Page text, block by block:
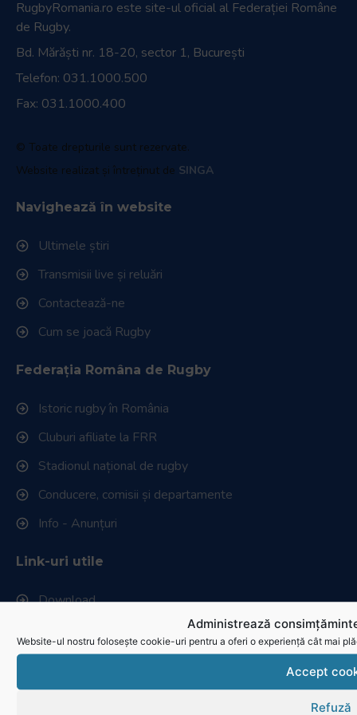
Administrează
Website-ul nostru folosește cookie-uri pentru a oferi o experiență cât mai
Accept
Refuză
RugbyRomania.ro este site-ul oficial al Federației Române
de Rugby.
Bd. Mărăști nr. 18-20, sector 1, București
Telefon: 031.1000.500
Fax: 031.1000.400
© Toate drepturile sunt rezervate.
Website realizat și întreținut de SINGA
Navighează în website
Ultimele știri
Transmisii live și reluări
Contactează-ne
Cum se joacă Rugby
Federația Româna de Rugby
Istoric rugby în România
Cluburi afiliate la FRR
Stadionul național de rugby
Conducere, comisii și departamente
Info - Anunțuri
Link-uri utile
Download